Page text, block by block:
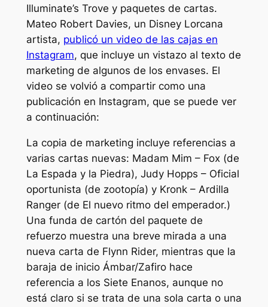
Illuminate’s Trove y paquetes de cartas.
Mateo Robert Davies, un Disney Lorcana
artista, publicó un video de las cajas en
Instagram, que incluye un vistazo al texto de
marketing de algunos de los envases. El
video se volvió a compartir como una
publicación en Instagram, que se puede ver
a continuación:
La copia de marketing incluye referencias a
varias cartas nuevas: Madam Mim – Fox (de
La Espada y la Piedra), Judy Hopps – Oficial
oportunista (de zootopía) y Kronk – Ardilla
Ranger (de El nuevo ritmo del emperador.)
Una funda de cartón del paquete de
refuerzo muestra una breve mirada a una
nueva carta de Flynn Rider, mientras que la
baraja de inicio Ámbar/Zafiro hace
referencia a los Siete Enanos, aunque no
está claro si se trata de una sola carta o una